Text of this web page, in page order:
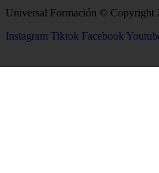
Universal Formación © Copyright
Instagram Tiktok Facebook